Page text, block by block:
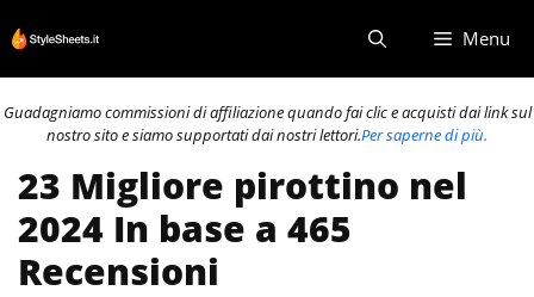
al
contenuto
Menu
Guadagniamo commissioni di affiliazione quando fai clic e acquisti dai link sul
nostro sito e siamo supportati dai nostri lettori.Per saperne di più.
23 Migliore pirottino nel
2024 In base a 465
Recensioni